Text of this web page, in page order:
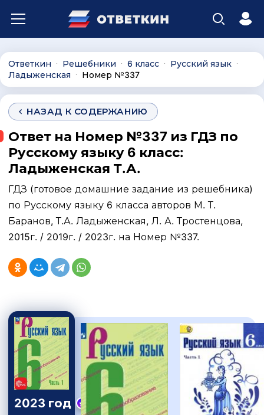
Ответкин ∙ Решебники ∙ 6 класс ∙ Русский язык ∙
Ладыженская ∙ Номер №337
НАЗАД К СОДЕРЖАНИЮ
Ответ на Номер №337 из ГДЗ по
Русскому языку 6 класс:
Ладыженская Т.А.
ГДЗ (готовое домашние задание из решебника)
по Русскому языку 6 класса авторов М. Т.
Баранов, Т.А. Ладыженская, Л. А. Тростенцова,
2015г. / 2019г. / 2023г. на Номер №337.
2023 год